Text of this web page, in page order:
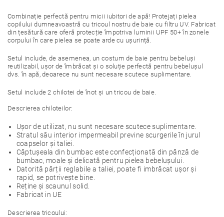
Combinație perfectă pentru micii iubitori de apă! Protejați pielea
copilului dumneavoastră cu tricoul nostru de baie cu filtru UV. Fabricat
din țesătură care oferă protecție împotriva luminii UPF 50+ în zonele
corpului în care pielea se poate arde cu ușurință.
Setul include, de asemenea, un costum de baie pentru bebeluși
reutilizabil, ușor de îmbrăcat și o soluție perfectă pentru bebelușul
dvs. în apă, deoarece nu sunt necesare scutece suplimentare.
Setul include 2 chilotei de înot și un tricou de baie.
Descrierea chiloteilor:
Ușor de utilizat, nu sunt necesare scutece suplimentare.
Stratul său interior impermeabil previne scurgerile în jurul
coapselor și taliei.
Căptușeala din bumbac este confecționată din pânză de
bumbac, moale și delicată pentru pielea bebelușului.
Datorită părții reglabile a taliei, poate fi imbrăcat ușor și
rapid, se potrivește bine.
Reține și scaunul solid.
Fabricat in UE
Descrierea tricoului: